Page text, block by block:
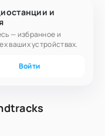
и
— избранное и
ваших устройствах.
Войти